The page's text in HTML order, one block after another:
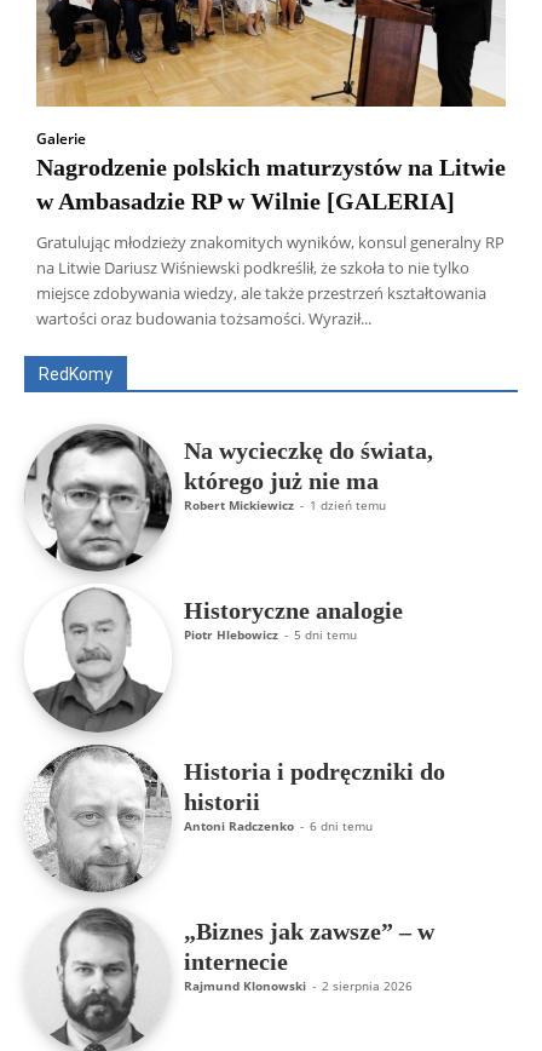
Galerie
Nagrodzenie polskich maturzystów na Litwie
w Ambasadzie RP w Wilnie [GALERIA]
Gratulując młodzieży znakomitych wyników, konsul generalny RP
na Litwie Dariusz Wiśniewski podkreślił, że szkoła to nie tylko
miejsce zdobywania wiedzy, ale także przestrzeń kształtowania
wartości oraz budowania tożsamości. Wyraził...
RedKomy
Wszyscy Aleksander Borowik
Antoni Radczenko
Artur Płokszto
Grzegorz Górny
ks. Jarosław Wąsowicz SDB
Na wycieczkę do świata,
którego już nie ma
Robert Mickiewicz - 1 dzień temu
Historyczne analogie
Piotr Hlebowicz - 5 dni temu
Historia i podręczniki do
historii
Antoni Radczenko - 6 dni temu
„Biznes jak zawsze” – w
internecie
Rajmund Klonowski - 2 sierpnia 2026